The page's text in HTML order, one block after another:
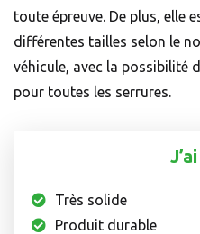
toute épreuve. De plus, elle
différentes tailles selon le
véhicule, avec la possibilité
pour toutes les serrures.
Très solide
Produit durable